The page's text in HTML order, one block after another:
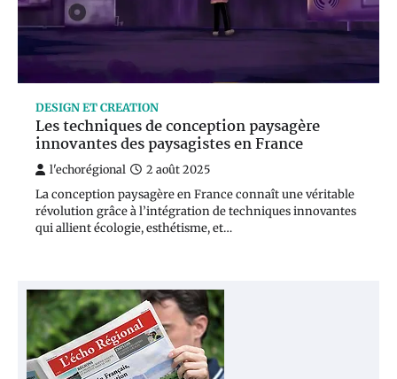
DESIGN ET CREATION
Les techniques de conception paysagère
innovantes des paysagistes en France
l'echorégional 2 août 2025
La conception paysagère en France connaît une véritable
révolution grâce à l’intégration de techniques innovantes
qui allient écologie, esthétisme, et…